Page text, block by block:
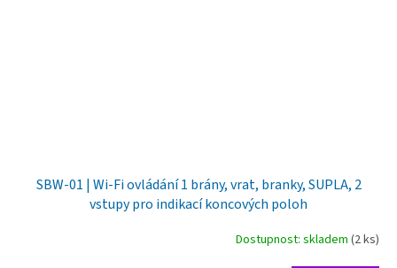
SBW-01 | Wi-Fi ovládání 1 brány, vrat, branky, SUPLA, 2
vstupy pro indikací koncových poloh
Dostupnost: skladem (2 ks)